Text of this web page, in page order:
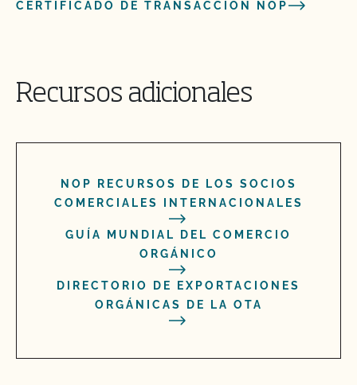
CERTIFICADO DE TRANSACCIÓN NOP
Recursos adicionales
NOP RECURSOS DE LOS SOCIOS
COMERCIALES INTERNACIONALES
GUÍA MUNDIAL DEL COMERCIO
ORGÁNICO
DIRECTORIO DE EXPORTACIONES
ORGÁNICAS DE LA OTA